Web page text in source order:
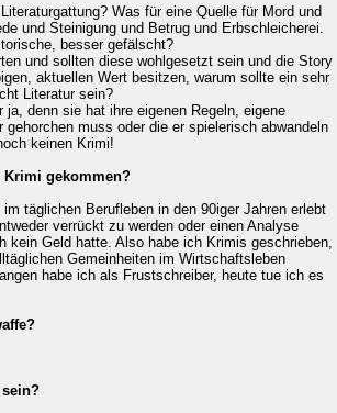
Was für eine Quelle für Mord und
und Steinigung und Betrug und Erbschleicherei.
besser gefälscht?
und sollten diese wohlgesetzt sein und die Story
aktuellen Wert besitzen, warum sollte ein sehr
Literatur sein?
ja, denn sie hat ihre eigenen Regeln, eigene
gehorchen muss oder die er spielerisch abwandeln
keinen Krimi!
Krimi gekommen?
täglichen Berufleben in den 90iger Jahren erlebt
verrückt zu werden oder einen Analyse
kein Geld hatte. Also habe ich Krimis geschrieben,
Gemeinheiten im Wirtschaftsleben
habe ich als Frustschreiber, heute tue ich es